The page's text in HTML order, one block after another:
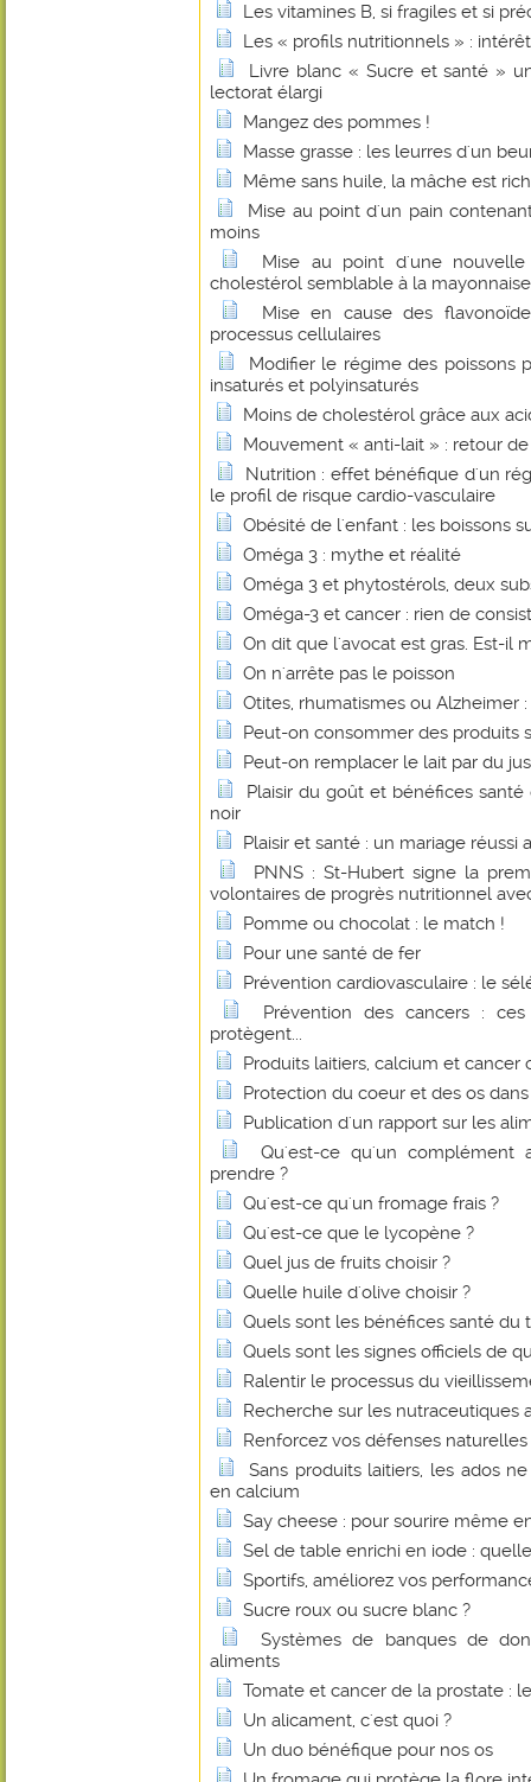
Les vitamines B, si fragiles et si
Les « profils nutritionnels » :
Livre blanc « Sucre et santé »
lectorat élargi
Mangez des pommes !
Masse grasse : les leurres d'un
Même sans huile, la mâche est
Mise au point d'un pain
moins
Mise au point d'une
cholestérol semblable à la mayonnaise
Mise en cause des
processus cellulaires
Modifier le régime des poissons
insaturés et polyinsaturés
Moins de cholestérol grâce aux
Mouvement « anti-lait » : retour
Nutrition : effet bénéfique d'un
le profil de risque cardio-vasculaire
Obésité de l'enfant : les boissons
Oméga 3 : mythe et réalité
Oméga 3 et phytostérols, deux
Oméga-3 et cancer : rien de
On dit que l'avocat est gras. Est-il
On n'arrête pas le poisson
Otites, rhumatismes ou Alzheimer
Peut-on consommer des produits
Peut-on remplacer le lait par du
Plaisir du goût et bénéfices
noir
Plaisir et santé : un mariage réussi
PNNS : St-Hubert signe la
volontaires de progrès nutritionnel
Pomme ou chocolat : le match !
Pour une santé de fer
Prévention cardiovasculaire : le
Prévention des cancers :
protègent...
Produits laitiers, calcium et cancer
Protection du coeur et des os
Publication d'un rapport sur les
Qu'est-ce qu'un complément
prendre ?
Qu'est-ce qu'un fromage frais ?
Qu'est-ce que le lycopène ?
Quel jus de fruits choisir ?
Quelle huile d'olive choisir ?
Quels sont les bénéfices santé du
Quels sont les signes officiels de
Ralentir le processus du
Recherche sur les nutraceutiques
Renforcez vos défenses naturelles
Sans produits laitiers, les ados
en calcium
Say cheese : pour sourire même
Sel de table enrichi en iode :
Sportifs, améliorez vos
Sucre roux ou sucre blanc ?
Systèmes de banques de
aliments
Tomate et cancer de la prostate :
Un alicament, c'est quoi ?
Un duo bénéfique pour nos os